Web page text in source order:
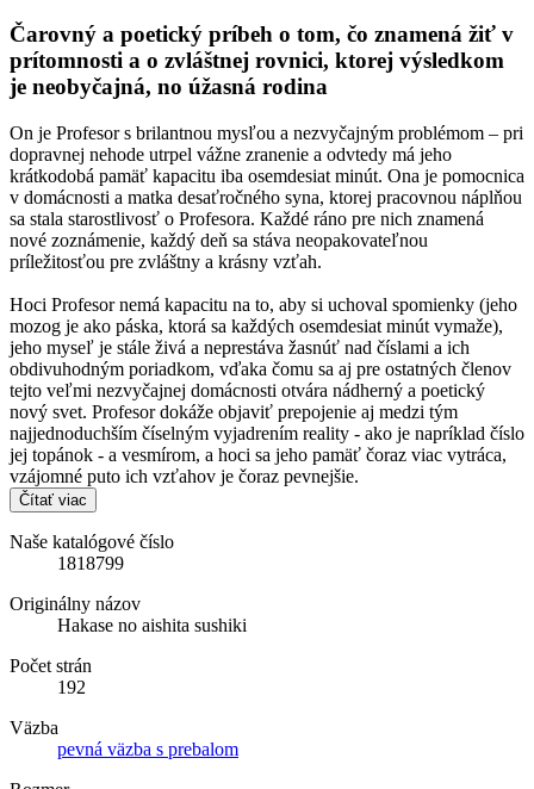
Čarovný a poetický príbeh o tom, čo znamená žiť v
prítomnosti a o zvláštnej rovnici, ktorej výsledkom
je neobyčajná, no úžasná rodina
On je Profesor s brilantnou mysľou a nezvyčajným problémom – pri
dopravnej nehode utrpel vážne zranenie a odvtedy má jeho
krátkodobá pamäť kapacitu iba osemdesiat minút. Ona je pomocnica
v domácnosti a matka desaťročného syna, ktorej pracovnou náplňou
sa stala starostlivosť o Profesora. Každé ráno pre nich znamená
nové zoznámenie, každý deň sa stáva neopakovateľnou
príležitosťou pre zvláštny a krásny vzťah.
Hoci Profesor nemá kapacitu na to, aby si uchoval spomienky (jeho
mozog je ako páska, ktorá sa každých osemdesiat minút vymaže),
jeho myseľ je stále živá a neprestáva žasnúť nad číslami a ich
obdivuhodným poriadkom, vďaka čomu sa aj pre ostatných členov
tejto veľmi nezvyčajnej domácnosti otvára nádherný a poetický
nový svet. Profesor dokáže objaviť prepojenie aj medzi tým
najjednoduchším číselným vyjadrením reality - ako je napríklad číslo
jej topánok - a vesmírom, a hoci sa jeho pamäť čoraz viac vytráca,
vzájomné puto ich vzťahov je čoraz pevnejšie.
Čítať viac
Naše katalógové číslo
1818799
Originálny názov
Hakase no aishita sushiki
Počet strán
192
Väzba
pevná väzba s prebalom